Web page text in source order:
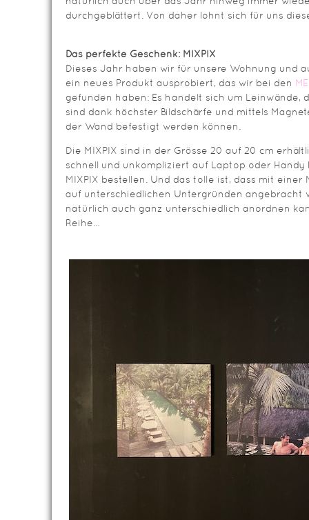
durchgeblättert. Von daher lohnt sich für uns
Das perfekte Geschenk: MIXPIX
Dieses Jahr haben wir für unsere Wohnung und
ein neues Produkt ausprobiert, das wir bei den
gefunden haben: Es handelt sich um Leinwände,
sind dank höchster Bildschärfe und mittels
der Wand befestigt werden können.
Die MIXPIX sind in der Grösse 20 auf 20 cm
schnell und unkompliziert auf Laptop oder
MIXPIX bestellen. Und das tolle ist, dass mit
auf unterschiedlichen Untergründen angebracht
natürlich auch ganz unterschiedlich anordnen
Reihe…